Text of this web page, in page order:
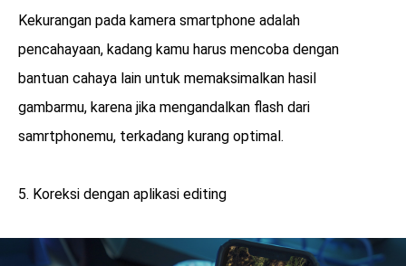
Kekurangan pada kamera smartphone adalah
pencahayaan, kadang kamu harus mencoba dengan
bantuan cahaya lain untuk memaksimalkan hasil
gambarmu, karena jika mengandalkan flash dari
samrtphonemu, terkadang kurang optimal.
5. Koreksi dengan aplikasi editing